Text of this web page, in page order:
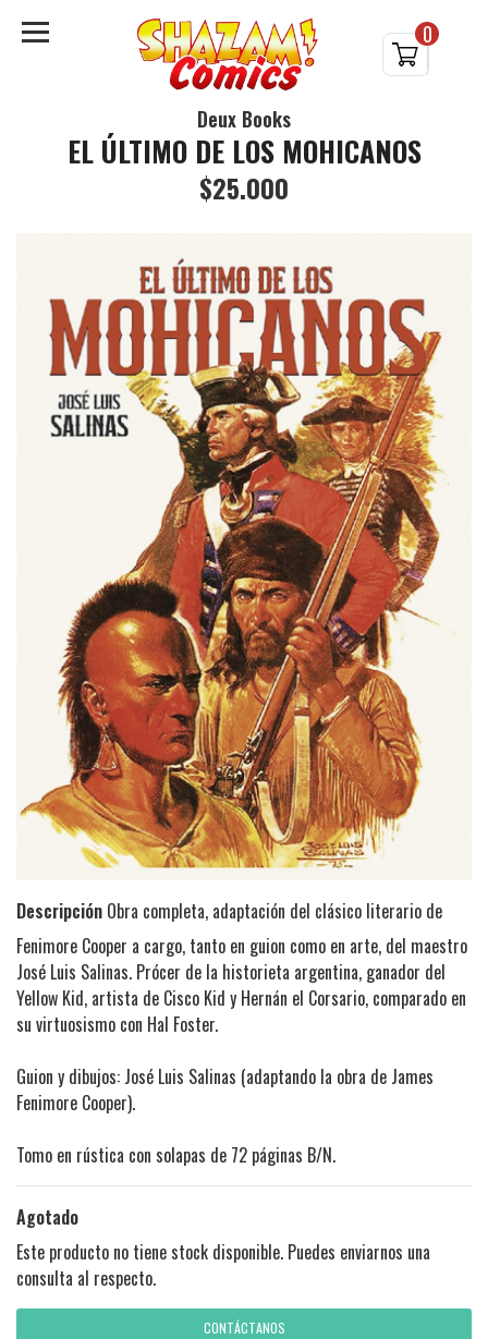
0
Deux Books
EL ÚLTIMO DE LOS MOHICANOS
$25.000
Descripción Obra completa, adaptación del clásico literario de
Fenimore Cooper a cargo, tanto en guion como en arte, del maestro
José Luis Salinas. Prócer de la historieta argentina, ganador del
Yellow Kid, artista de Cisco Kid y Hernán el Corsario, comparado en
su virtuosismo con Hal Foster.
Guion y dibujos: José Luis Salinas (adaptando la obra de James
Fenimore Cooper).
Tomo en rústica con solapas de 72 páginas B/N.
Agotado
Este producto no tiene stock disponible. Puedes enviarnos una
consulta al respecto.
CONTÁCTANOS